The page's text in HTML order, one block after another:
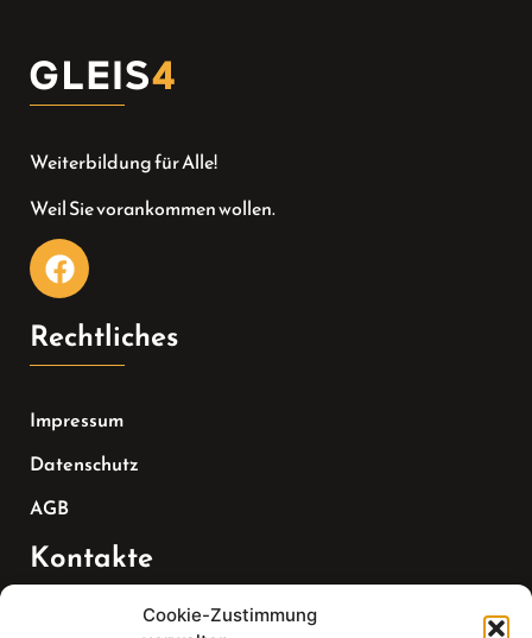
Cookie-Zustimmung
Weiterbildung für Alle!
Weil Sie vorankommen wollen.
Rechtliches
Impressum
Datenschutz
AGB
Kontakte